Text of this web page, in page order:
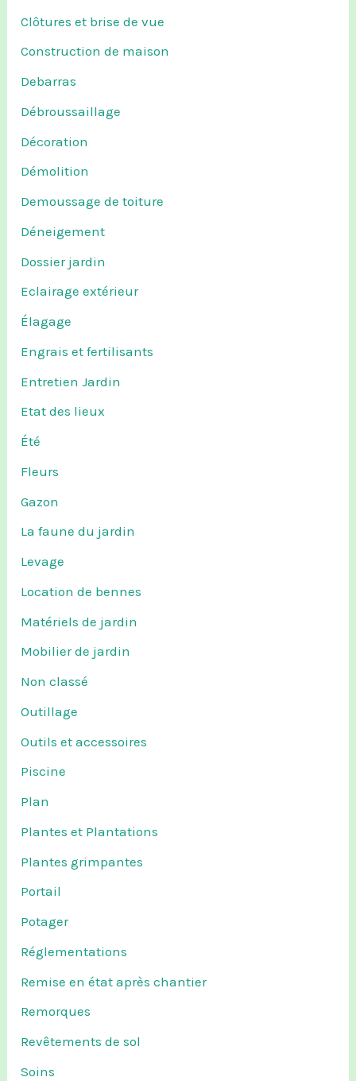
Clôtures et brise de vue
Construction de maison
Debarras
Débroussaillage
Décoration
Démolition
Demoussage de toiture
Déneigement
Dossier jardin
Eclairage extérieur
Élagage
Engrais et fertilisants
Entretien Jardin
Etat des lieux
Été
Fleurs
Gazon
La faune du jardin
Levage
Location de bennes
Matériels de jardin
Mobilier de jardin
Non classé
Outillage
Outils et accessoires
Piscine
Plan
Plantes et Plantations
Plantes grimpantes
Portail
Potager
Réglementations
Remise en état après chantier
Remorques
Revêtements de sol
Soins